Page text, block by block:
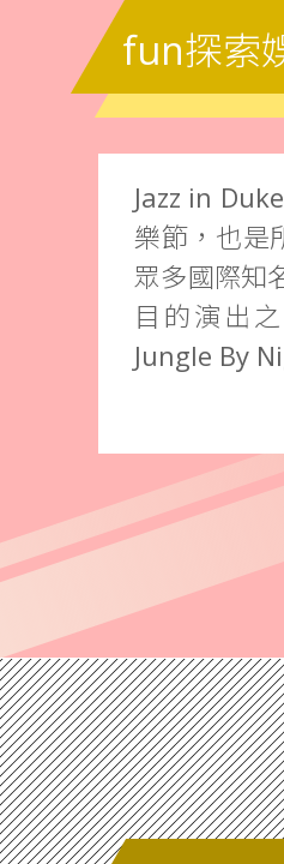
fun探索
Jazz in
樂節，也是
眾多國際知
目的演出
Jungle By